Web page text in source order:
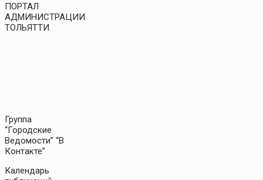
ПОРТАЛ
АДМИНИСТРАЦИИ
ТОЛЬЯТТИ
Группа
“Городские
Ведомости” “В
Контакте”
Календарь